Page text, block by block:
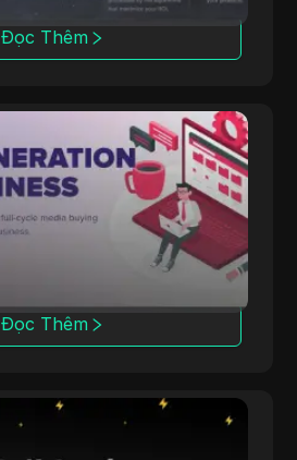
Đọc Thêm
hợp các công cụ kiếm tiền
affiliate để đạt hiệu suất
Đọc Thêm
Datify.Link